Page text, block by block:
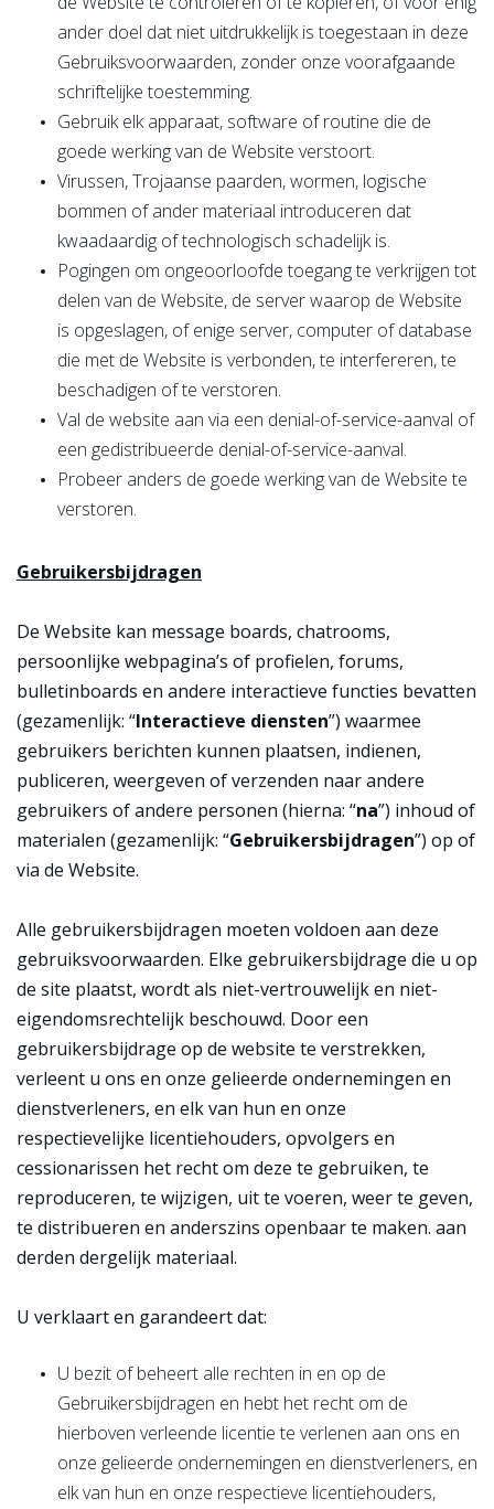
ander doel dat niet uitdrukkelijk is toegestaan in deze
Gebruiksvoorwaarden, zonder onze voorafgaande
schriftelijke toestemming.
Gebruik elk apparaat, software of routine die de
goede werking van de Website verstoort.
Virussen, Trojaanse paarden, wormen, logische
bommen of ander materiaal introduceren dat
kwaadaardig of technologisch schadelijk is.
Pogingen om ongeoorloofde toegang te verkrijgen tot
delen van de Website, de server waarop de Website
is opgeslagen, of enige server, computer of database
die met de Website is verbonden, te interfereren, te
beschadigen of te verstoren.
Val de website aan via een denial-of-service-aanval of
een gedistribueerde denial-of-service-aanval.
Probeer anders de goede werking van de Website te
verstoren.
Gebruikersbijdragen
De Website kan message boards, chatrooms,
persoonlijke webpagina’s of profielen, forums,
bulletinboards en andere interactieve functies bevatten
(gezamenlijk: “Interactieve diensten”) waarmee
gebruikers berichten kunnen plaatsen, indienen,
publiceren, weergeven of verzenden naar andere
gebruikers of andere personen (hierna: “na”) inhoud of
materialen (gezamenlijk: “Gebruikersbijdragen”) op of
via de Website.
Alle gebruikersbijdragen moeten voldoen aan deze
gebruiksvoorwaarden. Elke gebruikersbijdrage die u op
de site plaatst, wordt als niet-vertrouwelijk en niet-
eigendomsrechtelijk beschouwd. Door een
gebruikersbijdrage op de website te verstrekken,
verleent u ons en onze gelieerde ondernemingen en
dienstverleners, en elk van hun en onze
respectievelijke licentiehouders, opvolgers en
cessionarissen het recht om deze te gebruiken, te
reproduceren, te wijzigen, uit te voeren, weer te geven,
te distribueren en anderszins openbaar te maken. aan
derden dergelijk materiaal.
U verklaart en garandeert dat:
U bezit of beheert alle rechten in en op de
Gebruikersbijdragen en hebt het recht om de
hierboven verleende licentie te verlenen aan ons en
onze gelieerde ondernemingen en dienstverleners, en
elk van hun en onze respectieve licentiehouders,